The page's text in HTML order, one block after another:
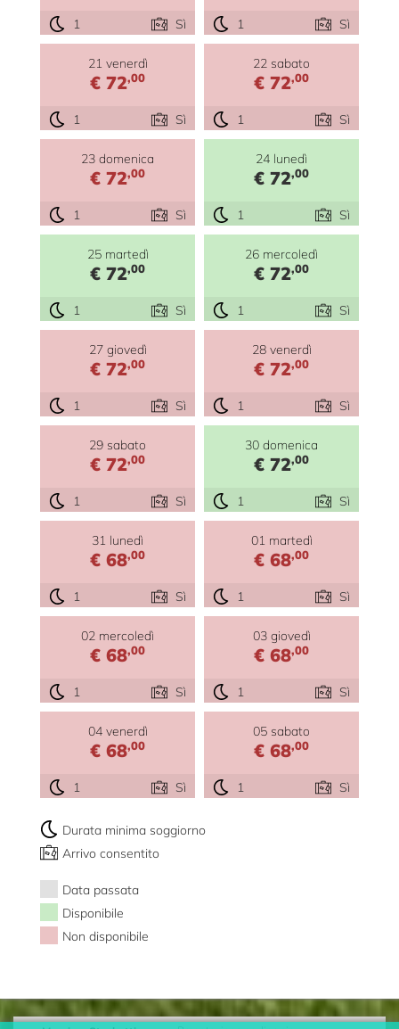
1 Sì 1 Sì
21 venerdì
€ 72,00
1 Sì
22 sabato
€ 72,00
1 Sì
23 domenica
€ 72,00
1 Sì
24 lunedì
€ 72,00
1 Sì
25 martedì
€ 72,00
1 Sì
26 mercoledì
€ 72,00
1 Sì
27 giovedì
€ 72,00
1 Sì
28 venerdì
€ 72,00
1 Sì
29 sabato
€ 72,00
1 Sì
30 domenica
€ 72,00
1 Sì
31 lunedì
€ 68,00
1 Sì
01 martedì
€ 68,00
1 Sì
02 mercoledì
€ 68,00
1 Sì
03 giovedì
€ 68,00
1 Sì
04 venerdì
€ 68,00
1 Sì
05 sabato
€ 68,00
1 Sì
Durata minima soggiorno
Arrivo consentito
Data passata
Disponibile
Non disponibile